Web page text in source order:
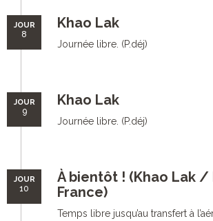
JOUR
8
Khao Lak
Journée libre. (P.déj)
JOUR
9
Khao Lak
Journée libre. (P.déj)
JOUR
10
À bientôt ! (Khao Lak
France)
Temps libre jusqu’au transfert à